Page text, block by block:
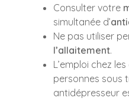
Consulter votre
simultanée d’
Ne pas utiliser
l’allaitement.
L’emploi chez
personnes sous
antidépresseur